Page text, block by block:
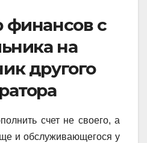
финансов с
на
другого
счет не своего, а
и обслуживающегося у